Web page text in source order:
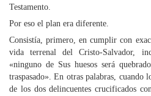
Testamento.
Por eso el plan era diferente.
Consistía, primero, en cumplir con
vida terrenal del Cristo-Salvador,
«ninguno de Sus huesos será
traspasado». En otras palabras, cuando
de los dos delincuentes crucificados